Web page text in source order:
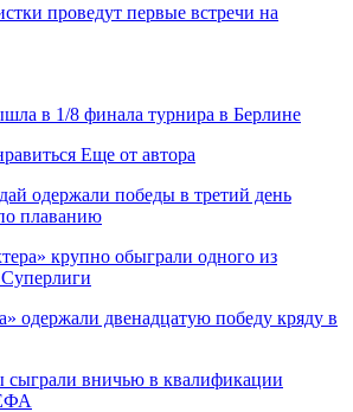
проведут первые встречи на
в 1/8 финала турнира в Берлине
Еще от автора
одержали победы в третий день
плаванию
крупно обыграли одного из
одержали двенадцатую победу кряду в
вничью в квалификации